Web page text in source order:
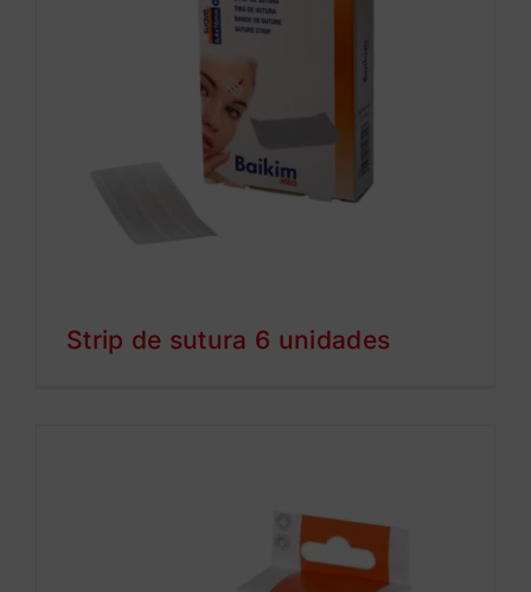
Strip de sutura 6 unidades